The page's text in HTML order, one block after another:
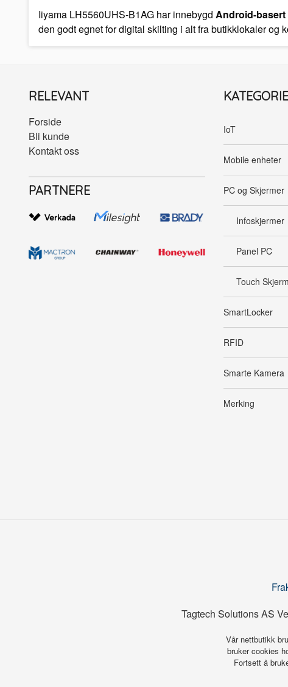
Iiyama LH5560UHS-B1AG har innebygd Android-
den godt egnet for digital skilting i alt fra butikklokaler og
RELEVANT
Forside
Bli kunde
Kontakt oss
PARTNERE
IoT
Mobile enheter
PC og Skjermer
Infoskjermer
Panel PC
Touch
SmartLocker
RFID
Smarte Kamera
Merking
Tagtech Solutions AS
Vår nettbutikk
bruker cookies
Fortsett å